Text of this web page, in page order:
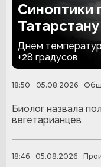
Синоптики
дождей
Днем
+28 градусов
18:50 05.08.2026
Биолог назвала
вегетарианцев
18:46 05.08.2026